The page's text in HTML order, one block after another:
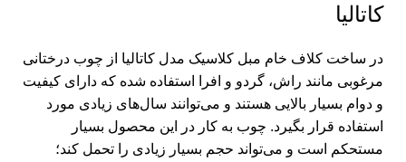
کاتالیا
در ساخت کلاف خام مبل کلاسیک مدل کاتالیا از چوب درختانی
مرغوبی مانند راش، گردو و افرا استفاده شده که دارای کیفیت
و دوام بسیار بالایی هستند و می‌توانند سال‌های زیادی مورد
استفاده قرار بگیرد. چوب به کار در این محصول بسیار
مستحکم است و می‌تواند حجم بسیار زیادی را تحمل کند؛